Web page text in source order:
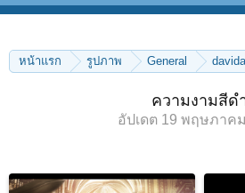
หน้าแรก รูปภาพ General
ความงามสีด
อัปเดต 19 พฤษภาค